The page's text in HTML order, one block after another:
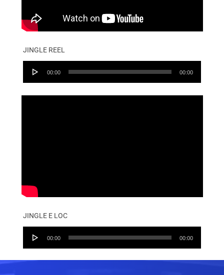
JINGLE REEL
Audio
00:00 00:00
JINGLE E LOC
Audio
00:00 00:00